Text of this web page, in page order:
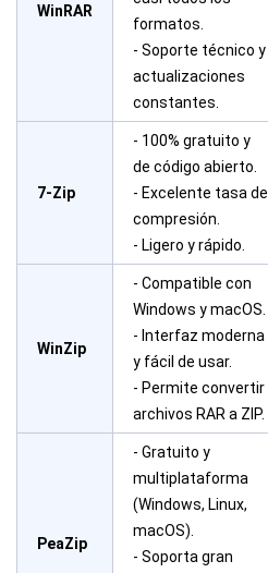
WinRAR
formatos.
- Soporte técnico y
actualizaciones
constantes.
7-Zip
- 100% gratuito y
de código abierto.
- Excelente tasa de
compresión.
- Ligero y rápido.
WinZip
- Compatible con
Windows y macOS.
- Interfaz moderna
y fácil de usar.
- Permite convertir
archivos RAR a ZIP.
PeaZip
- Gratuito y
multiplataforma
(Windows, Linux,
macOS).
- Soporta gran